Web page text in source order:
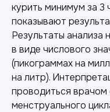
курить минимум за 3
показывают
Результаты анализа
в виде числового
(пикограммах на
на литр).
проводиться врачом
менструального